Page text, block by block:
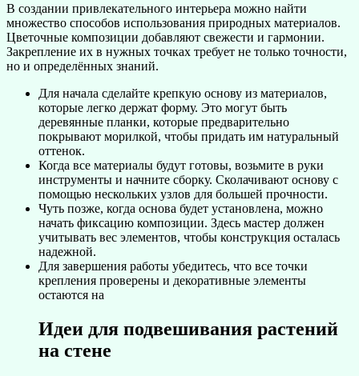
В создании привлекательного интерьера можно найти
множество способов использования природных материалов.
Цветочные композиции добавляют свежести и гармонии.
Закрепление их в нужных точках требует не только точности,
но и определённых знаний.
Для начала сделайте крепкую основу из материалов,
которые легко держат форму. Это могут быть
деревянные планки, которые предварительно
покрывают морилкой, чтобы придать им натуральный
оттенок.
Когда все материалы будут готовы, возьмите в руки
инструменты и начните сборку. Сколачивают основу с
помощью нескольких узлов для большей прочности.
Чуть позже, когда основа будет установлена, можно
начать фиксацию композиции. Здесь мастер должен
учитывать вес элементов, чтобы конструкция осталась
надежной.
Для завершения работы убедитесь, что все точки
крепления проверены и декоративные элементы
остаются на
Идеи для подвешивания растений
на стене